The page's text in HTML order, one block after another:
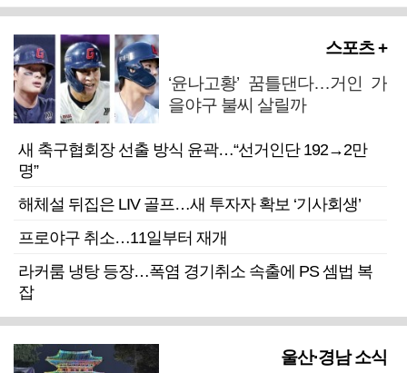
스포츠 +
‘윤나고황’ 꿈틀댄다…거인 가
을야구 불씨 살릴까
새 축구협회장 선출 방식 윤곽…“선거인단 192→2만
명”
해체설 뒤집은 LIV 골프…새 투자자 확보 ‘기사회생’
프로야구 취소…11일부터 재개
라커룸 냉탕 등장…폭염 경기취소 속출에 PS 셈법 복
잡
울산·경남 소식